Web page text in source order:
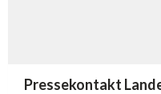
accessibility.sr-
Pressekontakt
accessibility.sr-
accessibility.sr-